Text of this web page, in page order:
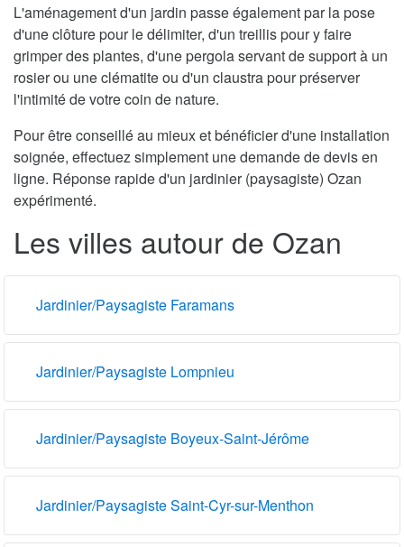
L'aménagement d'un jardin passe également par la pose
d'une clôture pour le délimiter, d'un treillis pour y faire
grimper des plantes, d'une pergola servant de support à un
rosier ou une clématite ou d'un claustra pour préserver
l'intimité de votre coin de nature.
Pour être conseillé au mieux et bénéficier d'une installation
soignée, effectuez simplement une demande de devis en
ligne. Réponse rapide d'un jardinier (paysagiste) Ozan
expérimenté.
Les villes autour de Ozan
Jardinier/Paysagiste Faramans
Jardinier/Paysagiste Lompnieu
Jardinier/Paysagiste Boyeux-Saint-Jérôme
Jardinier/Paysagiste Saint-Cyr-sur-Menthon